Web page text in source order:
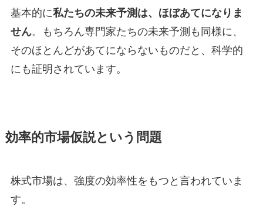
基本的に私たちの未来予測は、ほぼあてになりま
せん。もちろん専門家たちの未来予測も同様に、
そのほとんどがあてにならないものだと、科学的
にも証明されています。
効率的市場仮説という問題
株式市場は、強度の効率性をもつと言われていま
す。